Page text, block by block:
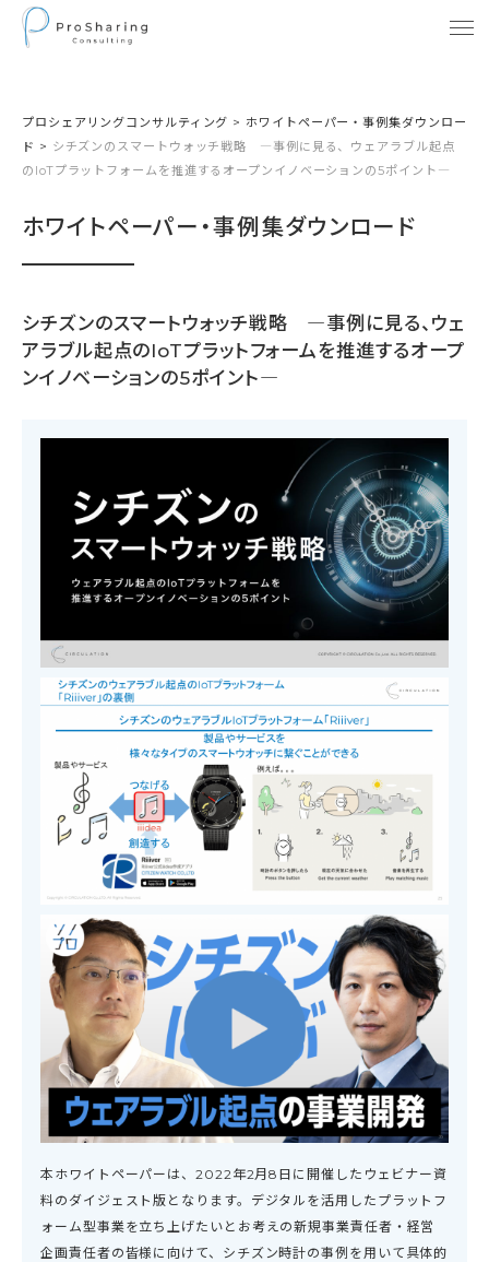
プロシェアリングコンサルティング > ホワイトペーパー・事例集ダウンロー
ド > シチズンのスマートウォッチ戦略 ―事例に見る、ウェアラブル起点
のIoTプラットフォームを推進するオープンイノベーションの5ポイント―
ホワイトペーパー・事例集ダウンロード
シチズンのスマートウォッチ戦略 ―事例に見る、ウェ
アラブル起点のIoTプラットフォームを推進するオープ
ンイノベーションの5ポイント―
本ホワイトペーパーは、2022年2月8日に開催したウェビナー資
料のダイジェスト版となります。デジタルを活用したプラットフ
ォーム型事業を立ち上げたいとお考えの新規事業責任者・経営
企画責任者の皆様に向けて、シチズン時計の事例を用いて具体的